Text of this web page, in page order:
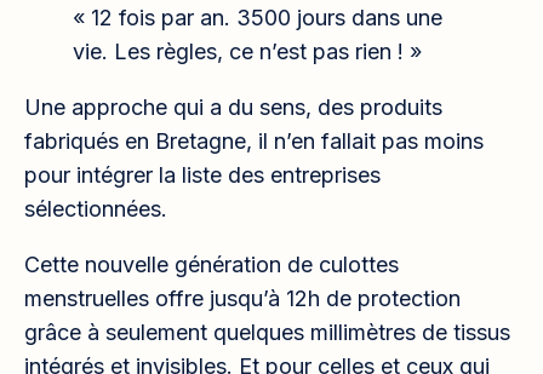
« 12 fois par an. 3500 jours dans une
vie. Les règles, ce n’est pas rien ! »
Une approche qui a du sens, des produits
fabriqués en Bretagne, il n’en fallait pas moins
pour intégrer la liste des entreprises
sélectionnées.
Cette nouvelle génération de culottes
menstruelles offre jusqu’à 12h de protection
grâce à seulement quelques millimètres de tissus
intégrés et invisibles. Et pour celles et ceux qui